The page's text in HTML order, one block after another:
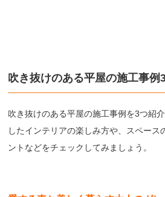
吹き抜けのある平屋の施工事例
吹き抜けのある平屋の施工事例を3つ紹
したインテリアの楽しみ方や、スペース
ントなどをチェックしてみましょう。